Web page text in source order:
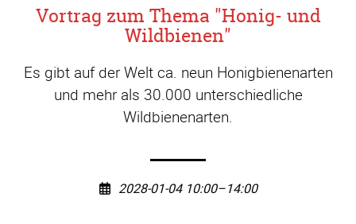
Vortrag zum Thema "Honig- und
Wildbienen"
Es gibt auf der Welt ca. neun Honigbienenarten
und mehr als 30.000 unterschiedliche
Wildbienenarten.
2028-01-04 10:00–14:00